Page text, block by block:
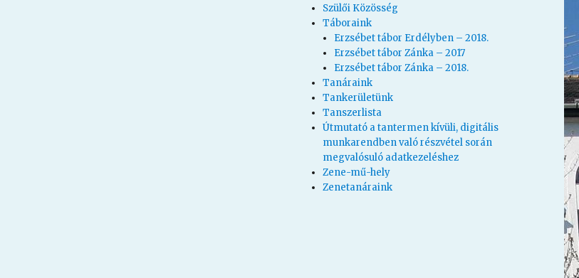
Szülői Közösség
Táboraink
Erzsébet tábor Erdélyben – 2018.
Erzsébet tábor Zánka – 2017
Erzsébet tábor Zánka – 2018.
Tanáraink
Tankerületünk
Tanszerlista
Útmutató a tantermen kívüli, digitális
munkarendben való részvétel során
megvalósuló adatkezeléshez
Zene-mű-hely
Zenetanáraink